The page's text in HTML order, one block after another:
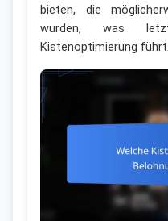
bieten, die
wurden, was
Kistenoptimierung führt.